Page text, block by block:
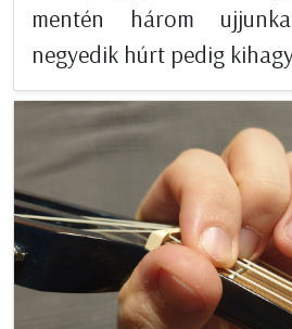
mentén három
negyedik húrt pedig